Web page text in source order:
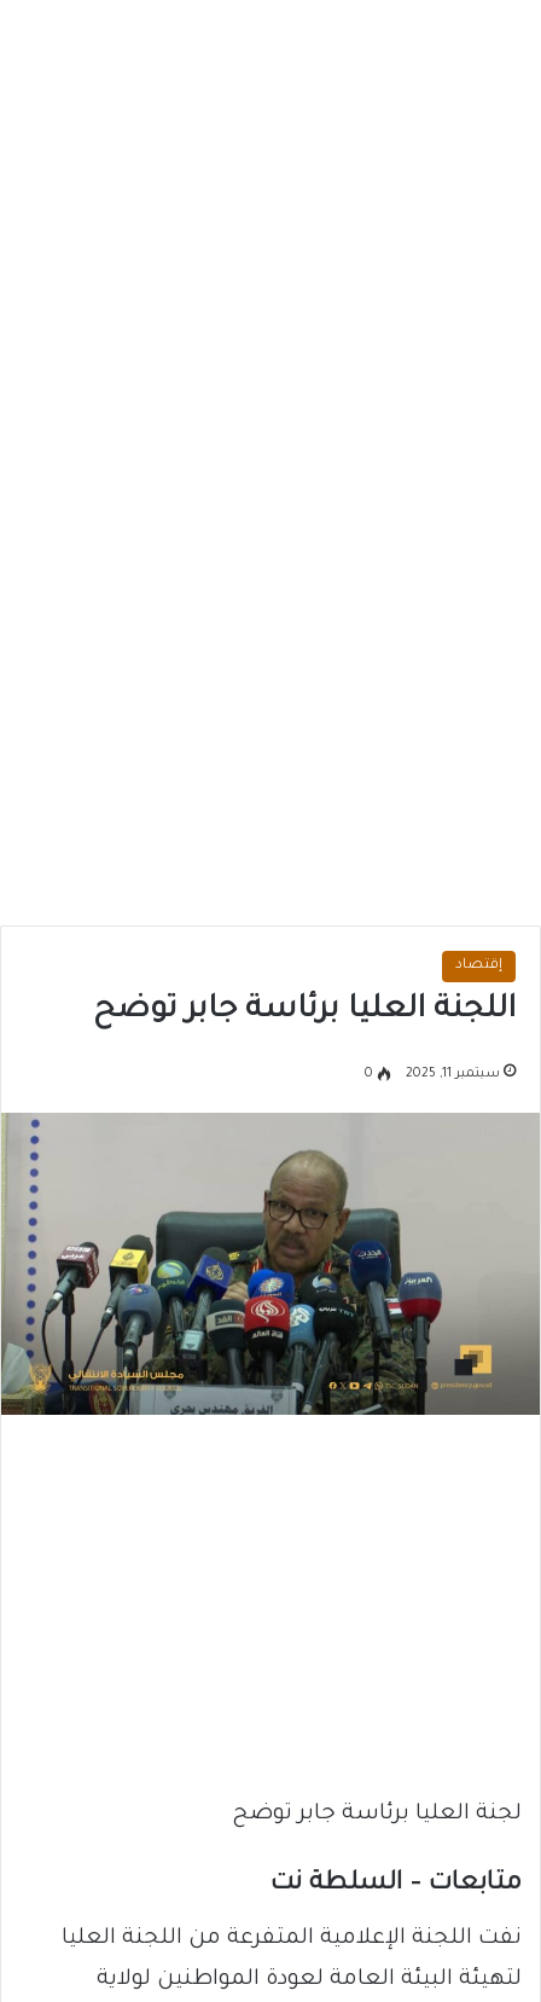
إقتصاد
اللجنة العليا برئاسة جابر توضح
سبتمبر 11, 2025 0
لجنة العليا برئاسة جابر توضح
متابعات – السلطة نت
نفت اللجنة الإعلامية المتفرعة من اللجنة العليا
لتهيئة البيئة العامة لعودة المواطنين لولاية